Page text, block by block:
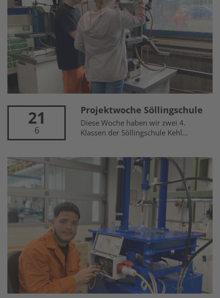
21
6
Projektwoche Söllingschule
Diese Woche haben wir zwei 4.
Klassen der Söllingschule Kehl...